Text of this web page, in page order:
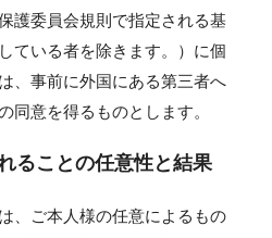
護委員会規則で指定される基
ている者を除きます。）に個
、事前に外国にある第三者へ
同意を得るものとします。
ることの任意性と結果
、ご本人様の任意によるもの